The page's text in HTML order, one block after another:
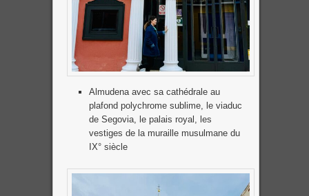
Almudena avec sa cathédrale au
plafond polychrome sublime, le viaduc
de Segovia, le palais royal, les
vestiges de la muraille musulmane du
IX° siècle